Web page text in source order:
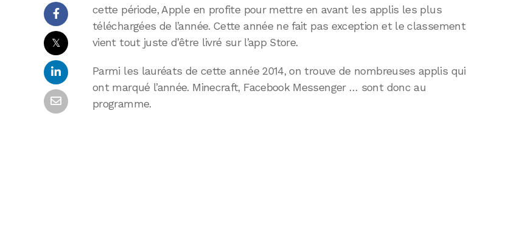
𝕏
cette période, Apple en profite pour mettre en avant les applis les plus
téléchargées de l’année. Cette année ne fait pas exception et le classement
vient tout juste d’être livré sur l’app Store.
Parmi les lauréats de cette année 2014, on trouve de nombreuses applis qui
ont marqué l’année. Minecraft, Facebook Messenger … sont donc au
programme.